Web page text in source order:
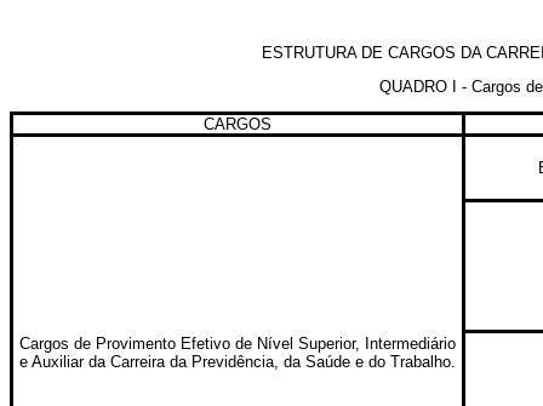
ESTRUTURA DE CARGOS DA
QUADRO I - Cargos
CARGOS
Cargos de Provimento Efetivo de Nível Superior, Intermediário
e Auxiliar da Carreira da Previdência, da Saúde e do Trabalho.